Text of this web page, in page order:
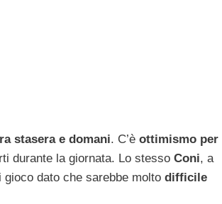
stasera e domani. C’è ottimismo per
durante la giornata. Lo stesso Coni, a
dato che sarebbe molto difficile